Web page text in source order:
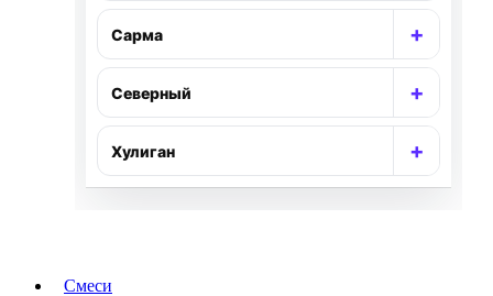
Сарма +
Северный +
Хулиган +
Смеси